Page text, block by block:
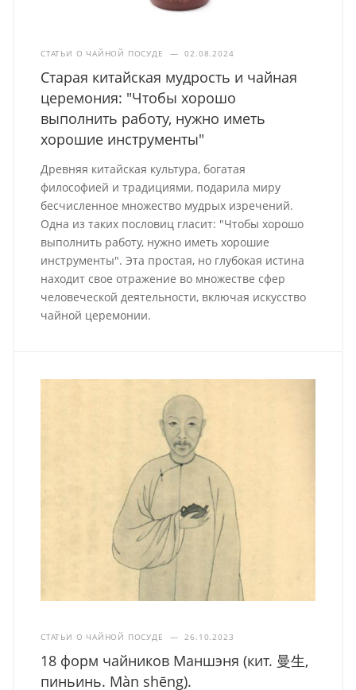
СТАТЬИ О ЧАЙНОЙ ПОСУДЕ — 02.08.2024
Старая китайская мудрость и чайная
церемония: "Чтобы хорошо
выполнить работу, нужно иметь
хорошие инструменты"
Древняя китайская культура, богатая
философией и традициями, подарила миру
бесчисленное множество мудрых изречений.
Одна из таких пословиц гласит: "Чтобы хорошо
выполнить работу, нужно иметь хорошие
инструменты". Эта простая, но глубокая истина
находит свое отражение во множестве сфер
человеческой деятельности, включая искусство
чайной церемонии.
СТАТЬИ О ЧАЙНОЙ ПОСУДЕ — 26.10.2023
18 форм чайников Маншэня (кит. 曼生,
пиньинь. Màn shēng).